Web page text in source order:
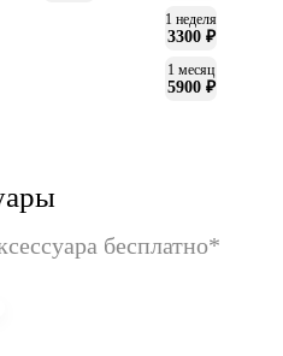
1 неделя
3300 ₽
1 месяц
5900 ₽
бесплатно*